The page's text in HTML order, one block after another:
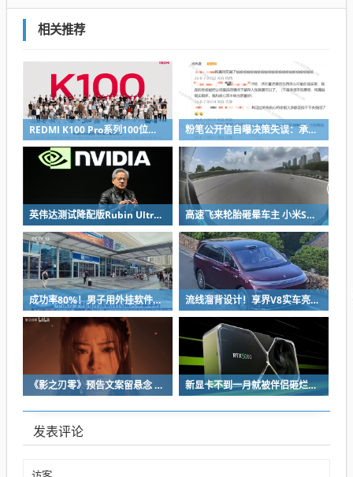
相关推荐
REDMI K100 Pro系列100位工程师代表亮相：设计、工程K90原班人马操刀 粉笔公开信自曝决策失误：承认鸡贼 蹭热度 舍不得成本想多收钱
英伟达测试降配版Rubin Ultra GPU：HBM短缺下芯片厂商如何破局 高速飞来轮胎砸晕车主 小米SU7自动断电呼叫120 全程半小时救回一命
成功率80%！男子用外挂软件抢12306火车票：牟利2万多被判刑 流线溜背设计！享界V8实车亮相：增程版最大续航339km
《影之刃零》预告文案留悬念 玩家：要反向跳票 新显卡不到一月就被伴侣砸烂：小哥哀叹如此脆弱
发表评论